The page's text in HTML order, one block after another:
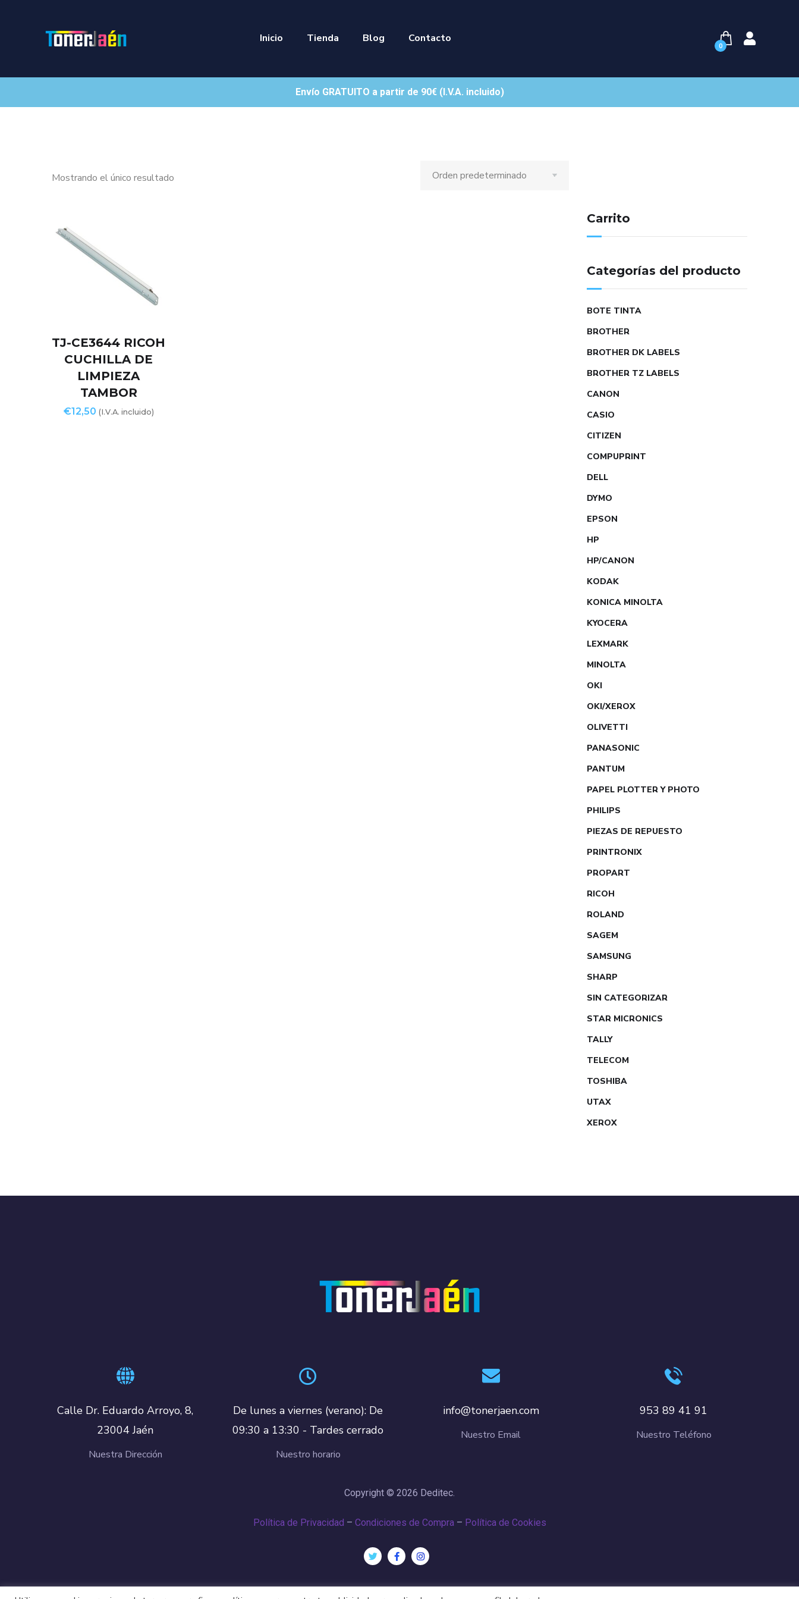
Inicio Tienda Blog Contacto
0
Envío GRATUITO a partir de 90€ (I.V.A. incluido)
Mostrando el único resultado
TJ-CE3644 RICOH
CUCHILLA DE
LIMPIEZA
TAMBOR
€12,50 (I.V.A. incluido)
Carrito
Categorías del producto
BOTE TINTA
BROTHER
BROTHER DK LABELS
BROTHER TZ LABELS
CANON
CASIO
CITIZEN
COMPUPRINT
DELL
DYMO
EPSON
HP
HP/CANON
KODAK
KONICA MINOLTA
KYOCERA
LEXMARK
MINOLTA
OKI
OKI/XEROX
OLIVETTI
PANASONIC
PANTUM
PAPEL PLOTTER Y PHOTO
PHILIPS
PIEZAS DE REPUESTO
PRINTRONIX
PROPART
RICOH
ROLAND
SAGEM
SAMSUNG
SHARP
SIN CATEGORIZAR
STAR MICRONICS
TALLY
TELECOM
TOSHIBA
UTAX
XEROX
Calle Dr. Eduardo Arroyo, 8,
23004 Jaén
Nuestra Dirección
De lunes a viernes (verano): De
09:30 a 13:30 - Tardes cerrado
Nuestro horario
info@tonerjaen.com
Nuestro Email
953 89 41 91
Nuestro Teléfono
Copyright © 2026 Deditec.
Política de Privacidad – Condiciones de Compra– Política de Cookies